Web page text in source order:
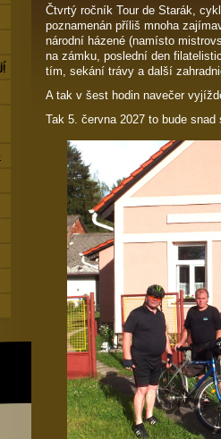
Čtvrtý ročník Tour de Starák,
poznamenán příliš mnoha
národní házené (namísto
na zámku, poslední den
tím, sekání trávy a další
A tak v šest hodin navečer
Tak 5. června 2027 to bude